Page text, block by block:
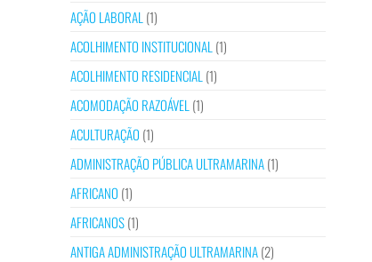
AÇÃO LABORAL (1)
ACOLHIMENTO INSTITUCIONAL (1)
ACOLHIMENTO RESIDENCIAL (1)
ACOMODAÇÃO RAZOÁVEL (1)
ACULTURAÇÃO (1)
ADMINISTRAÇÃO PÚBLICA ULTRAMARINA(1)
AFRICANO (1)
AFRICANOS(1)
ANTIGA ADMINISTRAÇÃO ULTRAMARINA(2)